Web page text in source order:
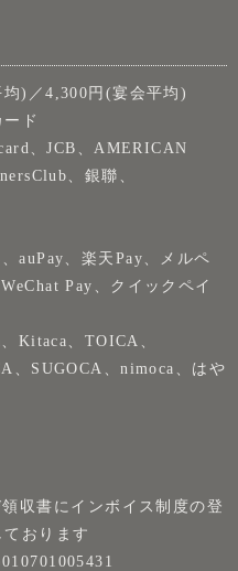
)／4,300円(宴会平均)
ド
、JCB、AMERICAN
、銀聯、
auPay、楽天Pay、メルペ
Pay、クイックペイ
Kitaca、TOICA、
、SUGOCA、nimoca、はや
収書にインボイス制度の登
おります